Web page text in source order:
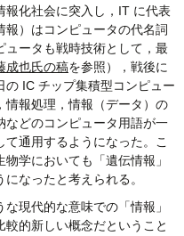
報化社会に突入し，IT に代表
報）はコンピュータの代名詞
ュータも戦時技術として，最
成也氏の稿を参照），戦後に
の IC チップ集積型コンピュー
情報処理，情報（データ）の
などのコンピュータ用語が一
通用するようになった。こ
学においても「遺伝情報」
なったと考えられる。
現代的な意味での「情報」
的新しい概念だということ